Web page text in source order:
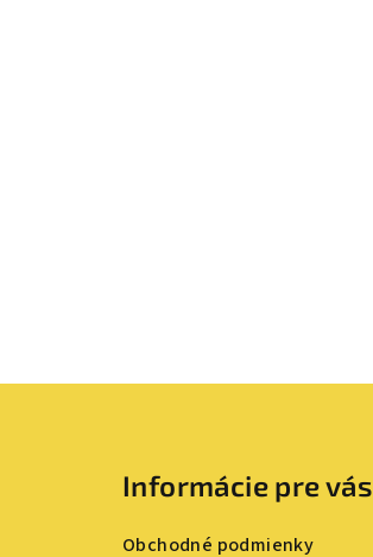
Informácie pre vás
Obchodné podmienky